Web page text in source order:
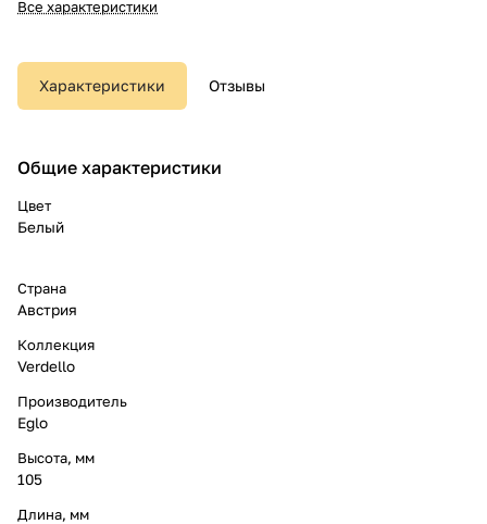
Все характеристики
Характеристики Отзывы
Общие характеристики
Цвет
Белый
Страна
Австрия
Коллекция
Verdello
Производитель
Eglo
Высота, мм
105
Длина, мм